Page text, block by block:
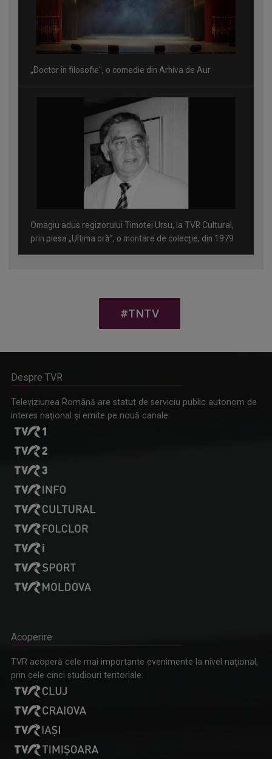
„Doctor în filosofie", o comedie din Arhiva de Aur
Omagiu adus regizorului Timotei Ursu, la TVR Cultural,
prin piesa „Ultima oră”, o montare de colecție, din 1979
#TNTV
Despre TVR
Televiziunea Română are statut de serviciu public autonom de
interes naţional şi emite pe nouă canale:
Acoperire
TVR acoperă cele mai importante evenimente la nivel naţional,
prin cele cinci studiouri teritoriale: